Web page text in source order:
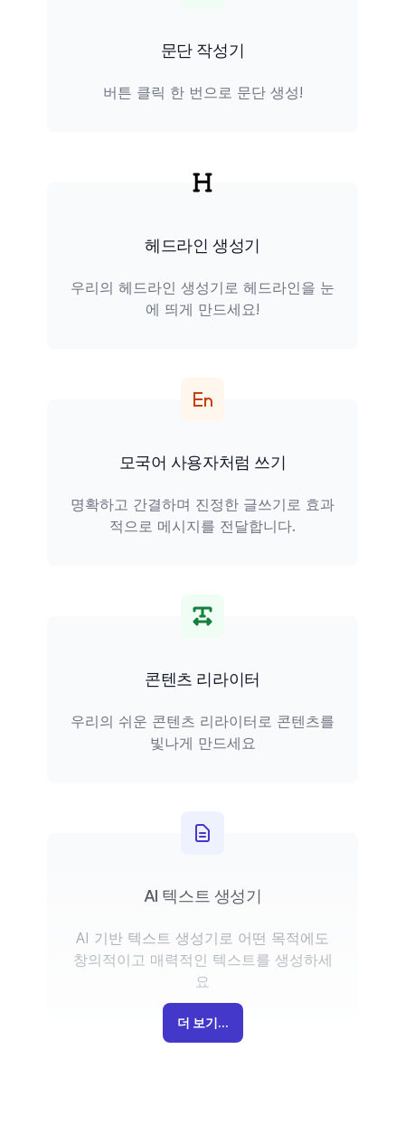
문단 작성기
버튼 클릭 한 번으로 문단 생성!
헤드라인 생성기
우리의 헤드라인 생성기로 헤드라인을 눈
에 띄게 만드세요!
모국어 사용자처럼 쓰기
명확하고 간결하며 진정한 글쓰기로 효과
적으로 메시지를 전달합니다.
콘텐츠 리라이터
우리의 쉬운 콘텐츠 리라이터로 콘텐츠를
빛나게 만드세요
AI 텍스트 생성기
AI 기반 텍스트 생성기로 어떤 목적에도
창의적이고 매력적인 텍스트를 생성하세
요
더 보기...